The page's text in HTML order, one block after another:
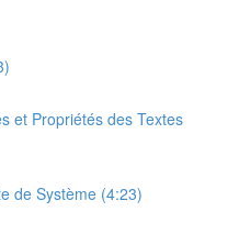
et Propriétés des Textes
de Système (4:23)